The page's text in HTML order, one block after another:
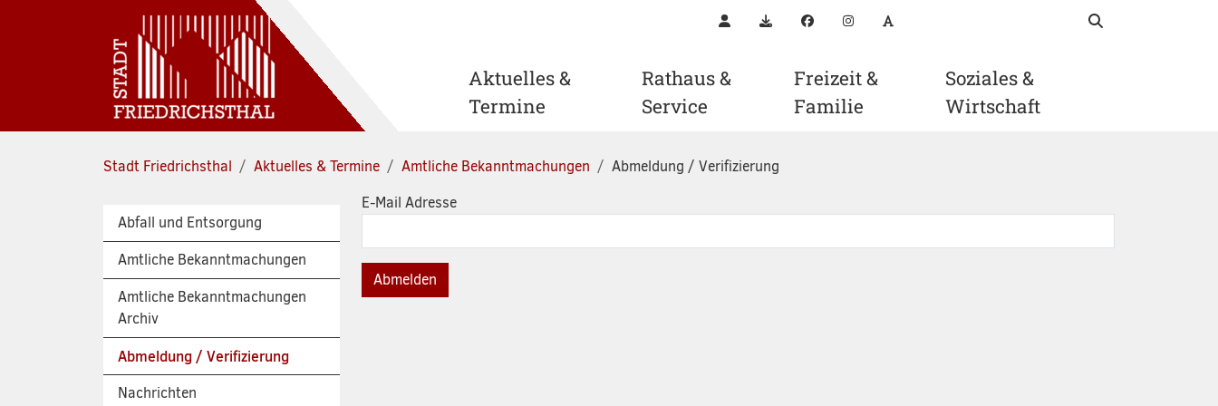
KontaktDownloadsFacebookInstagramSchriftgröße anpassen
Aktuelles &
Termine
Rathaus &
Service
Freizeit &
Familie
Soziales &
Wirtschaft
Stadt Friedrichsthal Aktuelles & Termine Amtliche Bekanntmachungen Abmeldung / Verifizierung
Abfall und Entsorgung
Amtliche Bekanntmachungen
Amtliche Bekanntmachungen
Archiv
Abmeldung / Verifizierung
Nachrichten
E-Mail Adresse